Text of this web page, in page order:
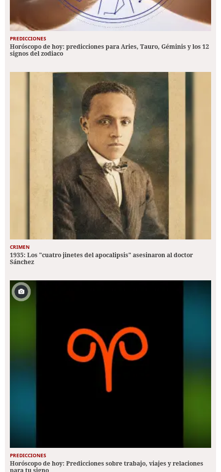
PREDICCIONES
Horóscopo de hoy: predicciones para Aries, Tauro, Géminis y los 12
signos del zodiaco
CRIMEN
1935: Los "cuatro jinetes del apocalipsis" asesinaron al doctor
Sánchez
PREDICCIONES
Horóscopo de hoy: Predicciones sobre trabajo, viajes y relaciones
para tu signo